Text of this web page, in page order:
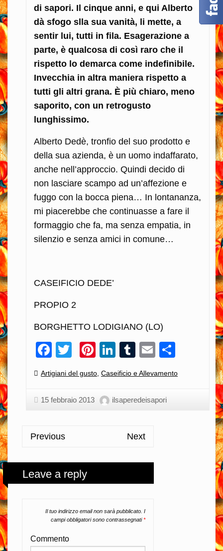
di sapori. Il cinque anni, e qui Alberto
dà sfogo slla sua vanità, li mette, a
sentir lui, tutti in fila. Esagerazione a
parte, è qualcosa di così raro che il
rispetto lo demarca come indefinibile.
Invecchia in altra maniera rispetto a
tutti gli altri grana. È più chiaro, meno
saporito, con un retrogusto
lunghissimo.
Alberto Dedè, tronfio del suo prodotto e
della sua azienda, è un uomo indaffarato,
anche nell’approccio. Quindi decido di
non lasciare scampo ad un’affezione e
fuggo con la bocca piena… In lontananza,
mi piacerebbe che continuasse a fare il
formaggio che fa, ma senza empatia, in
silenzio e senza amici in comune…
CASEIFICIO DEDE’
PROPIO 2
BORGHETTO LODIGIANO (LO)
Facebook
TwitterPinterest
LinkedIn
Tumblr
Email
Categories:
Artigiani del gusto, Caseificio e Allevamento
15 febbraio 2013 ilsaperedeisapori
Previous Next
Leave a reply
Il tuo indirizzo email non sarà pubblicato. I
campi obbligatori sono contrassegnati*
Commento